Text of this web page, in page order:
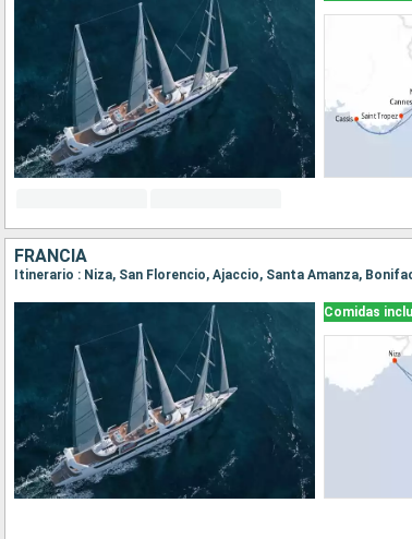
FRANCIA
Itinerario : Niza, San Florencio, Ajaccio, Santa Amanza,
Comidas